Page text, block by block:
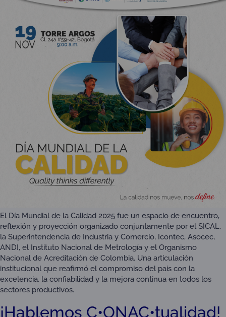
El Día Mundial de la Calidad 2025 fue un espacio de encuentro,
reflexión y proyección organizado conjuntamente por el SICAL,
la Superintendencia de Industria y Comercio, Icontec, Asocec,
ANDI, el Instituto Nacional de Metrología y el Organismo
Nacional de Acreditación de Colombia. Una articulación
institucional que reafirmó el compromiso del país con la
excelencia, la confiabilidad y la mejora continua en todos los
sectores productivos.
¡Hablemos C•ONAC•tualidad!